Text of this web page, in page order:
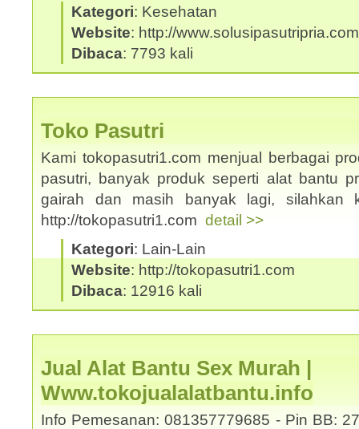
Kategori: Kesehatan
Website: http://www.solusipasutripria.com
Dibaca: 7793 kali
Toko Pasutri
Kami tokopasutri1.com menjual berbagai
pasutri, banyak produk seperti alat bantu
gairah dan masih banyak lagi, silahkan
http://tokopasutri1.com detail >>
Kategori: Lain-Lain
Website: http://tokopasutri1.com
Dibaca: 12916 kali
Jual Alat Bantu Sex Murah |
Www.tokojualalatbantu.info
Info Pemesanan: 081357779685 - Pin BB: